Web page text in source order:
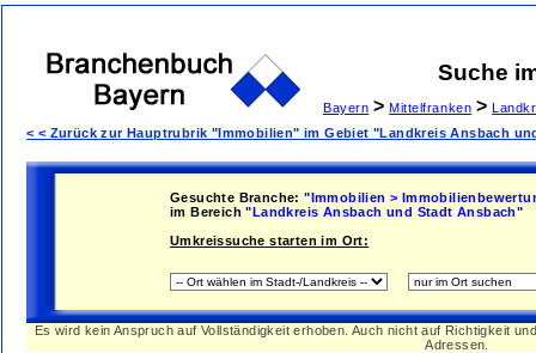
Suche
Bayern > Mittelfranken >
< < Zurück zur Hauptrubrik "Immobilien" im Gebiet "Landkreis Ansbach
Gesuchte Branche: "Immobilien >
im Bereich "Landkreis Ansbach und Stadt Ansbach"
Umkreissuche starten im Ort:
Es wird kein Anspruch auf Vollständigkeit erhoben. Auch nicht auf Richtigkeit
Adressen.